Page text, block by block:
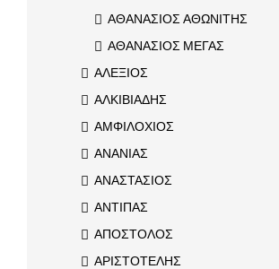
ΑΘΑΝΑΣΙΟΣ ΑΘΩΝΙΤΗΣ
ΑΘΑΝΑΣΙΟΣ ΜΕΓΑΣ
ΑΛΕΞΙΟΣ
ΑΛΚΙΒΙΑΔΗΣ
ΑΜΦΙΛΟΧΙΟΣ
ΑΝΑΝΙΑΣ
ΑΝΑΣΤΑΣΙΟΣ
ΑΝΤΙΠΑΣ
ΑΠΟΣΤΟΛΟΣ
ΑΡΙΣΤΟΤΕΛΗΣ